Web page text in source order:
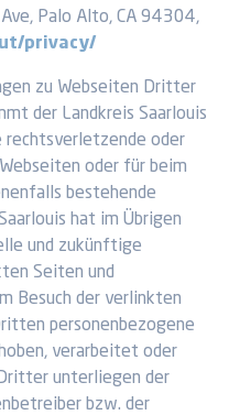
Palo Alto, CA 94304,
privacy/
zu Webseiten Dritter
der Landkreis Saarlouis
rechtsverletzende oder
oder für beim
bestehende
hat im Übrigen
und zukünftige
Seiten und
Besuch der verlinkten
personenbezogene
verarbeitet oder
unterliegen der
bzw. der